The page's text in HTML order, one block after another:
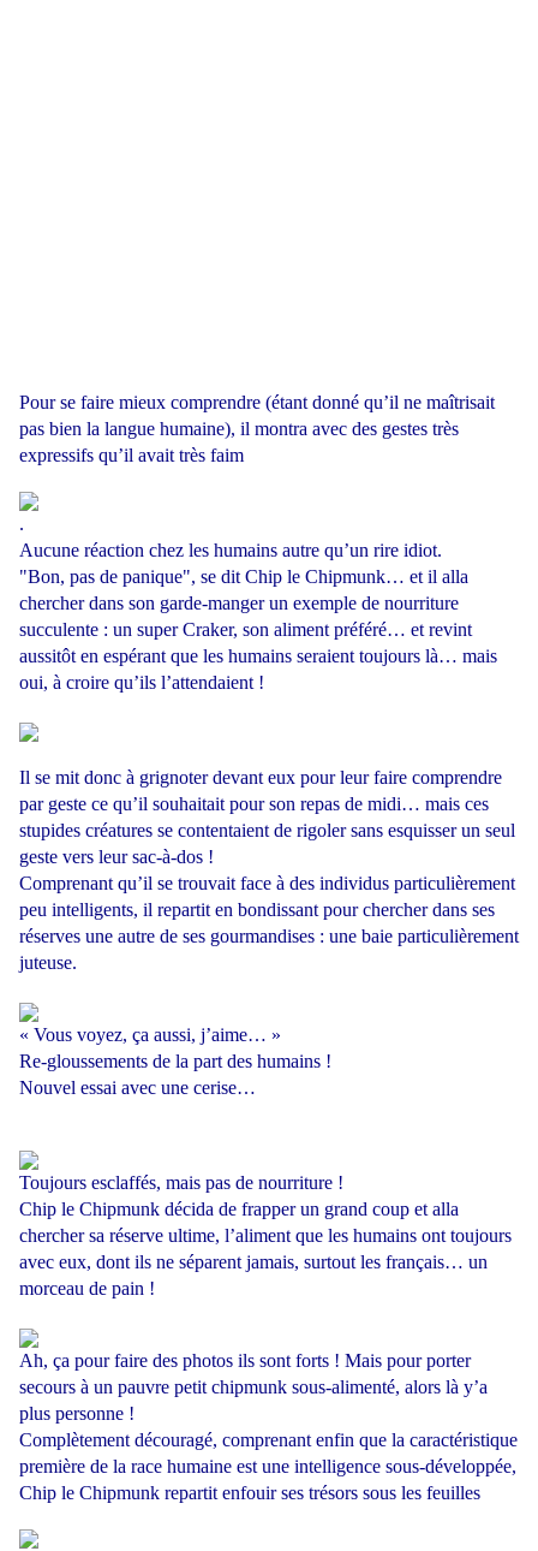
Pour se faire mieux comprendre (étant donné qu’il ne maîtrisait
pas bien la langue humaine), il montra avec des gestes très
expressifs qu’il avait très faim
.
Aucune réaction chez les humains autre qu’un rire idiot.
"Bon, pas de panique", se dit Chip le Chipmunk… et il alla
chercher dans son garde-manger un exemple de nourriture
succulente : un super Craker, son aliment préféré… et revint
aussitôt en espérant que les humains seraient toujours là… mais
oui, à croire qu’ils l’attendaient !
Il se mit donc à grignoter devant eux pour leur faire comprendre
par geste ce qu’il souhaitait pour son repas de midi… mais ces
stupides créatures se contentaient de rigoler sans esquisser un seul
geste vers leur sac-à-dos !
Comprenant qu’il se trouvait face à des individus particulièrement
peu intelligents, il repartit en bondissant pour chercher dans ses
réserves une autre de ses gourmandises : une baie particulièrement
juteuse.
« Vous voyez, ça aussi, j’aime… »
Re-gloussements de la part des humains !
Nouvel essai avec une cerise…
Toujours esclaffés, mais pas de nourriture !
Chip le Chipmunk décida de frapper un grand coup et alla
chercher sa réserve ultime, l’aliment que les humains ont toujours
avec eux, dont ils ne séparent jamais, surtout les français… un
morceau de pain !
Ah, ça pour faire des photos ils sont forts ! Mais pour porter
secours à un pauvre petit chipmunk sous-alimenté, alors là y’a
plus personne !
Complètement découragé, comprenant enfin que la caractéristique
première de la race humaine est une intelligence sous-développée,
Chip le Chipmunk repartit enfouir ses trésors sous les feuilles